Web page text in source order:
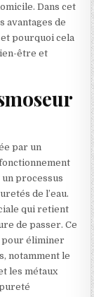
Dans cet
avantages de
pourquoi cela
être et
par un
processus
de l’eau.
qui retient
de passer. Ce
pour éliminer
notamment le
les métaux